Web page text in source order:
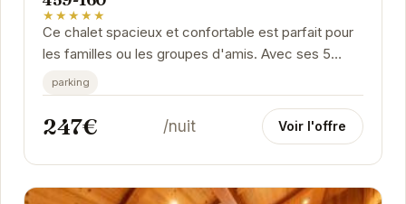
★★★★★
Ce chalet spacieux et confortable est parfait pour
les familles ou les groupes d'amis. Avec ses 5
chambres, il peut accueillir jusqu'à 8 personnes....
parking
247€ /nuit Voir l'offre